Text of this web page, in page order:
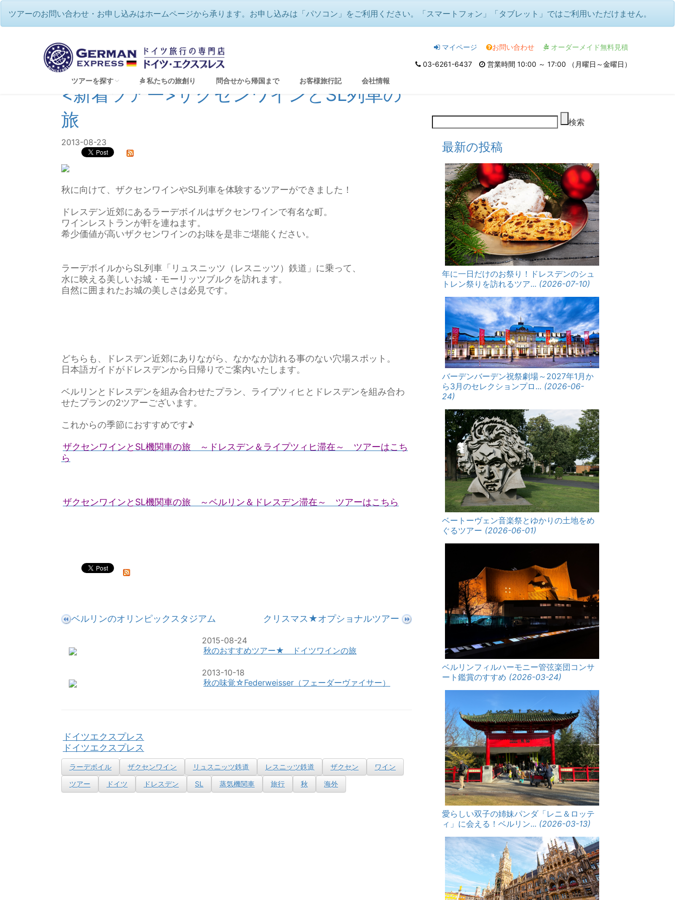
ツアーのお問い合わせ・お申し込みはホームページから承ります。お申し込みは「パソコン」をご利用ください。「スマートフォン」「タブレット」ではご利用いただけません。
オーダーメイド無料見積
お問い合わせ
マイページ
03-6261-6437
営業時間 10:00 ～ 17:00 （月曜日～金曜日）
ツアーを探す
すべてのツアーを見る
音楽の国ドイツ♪本場で名曲を聴く（音楽祭ツアー多数！）
2026年12月🌟バーデンバーデン祝祭劇場・冬の音楽祭『白鳥の湖』『魔笛』
夢のドイツハネムーン（新婚旅行）
ロマンチック街道をいく
角野隼斗氏の海外公演コンサート鑑賞ツアー
ドイツの美味しい旅
没後200年！2027年はベートーヴェン・メモリアルイヤー
私たちの旅創り 問合せから帰国まで お客様旅行記 会社情報
<新着ツアー>ザクセンワインとSL列車の
旅
2013-08-23
秋に向けて、ザクセンワインやSL列車を体験するツアーができました！
ドレスデン近郊にあるラーデボイルはザクセンワインで有名な町。
ワインレストランが軒を連ねます。
希少価値が高いザクセンワインのお味を是非ご堪能ください。
ラーデボイルからSL列車「リュスニッツ（レスニッツ）鉄道」に乗って、
水に映える美しいお城・モーリッツブルクを訪れます。
自然に囲まれたお城の美しさは必見です。
どちらも、ドレスデン近郊にありながら、なかなか訪れる事のない穴場スポット。
日本語ガイドがドレスデンから日帰りでご案内いたします。
ベルリンとドレスデンを組み合わせたプラン、ライプツィヒとドレスデンを組み合わ
せたプランの2ツアーございます。
これからの季節におすすめです♪
ザクセンワインとSL機関車の旅 ～ドレスデン＆ライプツィヒ滞在～ ツアーはこち
ら
ザクセンワインとSL機関車の旅 ～ベルリン＆ドレスデン滞在～ ツアーはこちら
ベルリンのオリンピックスタジアム クリスマス★オプショナルツアー
2015-08-24
秋のおすすめツアー★ ドイツワインの旅
2013-10-18
秋の味覚☆Federweisser（フェーダーヴァイサー）
ドイツエクスプレス
ドイツエクスプレス
ラーデボイル ザクセンワイン リュスニッツ鉄道 レスニッツ鉄道 ザクセン
ワイン
ツアー
ドイツ ドレスデン SL 蒸気機関車 旅行 秋 海外
検索
最新の投稿
年に一日だけのお祭り！ドレスデンのシュ
トレン祭りを訪れるツア... (2026-07-10)
バーデンバーデン祝祭劇場～2027年1月か
ら3月のセレクションプロ... (2026-06-
24)
ベートーヴェン音楽祭とゆかりの土地をめ
ぐるツアー (2026-06-01)
ベルリンフィルハーモニー管弦楽団コンサ
ート鑑賞のすすめ (2026-03-24)
愛らしい双子の姉妹パンダ「レニ＆ロッテ
ィ」に会える！ベルリン... (2026-03-13)